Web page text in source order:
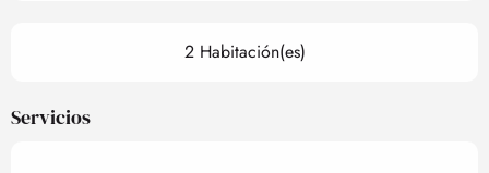
2 Habitación(es)
Servicios